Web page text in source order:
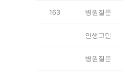
163 병원질문
인생고민
병원질문